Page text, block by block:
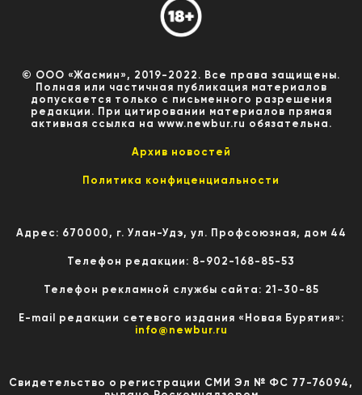
© ООО «Жасмин», 2019-2022. Все права защищены.
Полная или частичная публикация материалов
допускается только с письменного разрешения
редакции. При цитировании материалов прямая
активная ссылка на www.newbur.ru обязательна.
Архив новостей
Политика конфиценциальности
Адрес: 670000, г. Улан-Удэ, ул. Профсоюзная, дом 44
Телефон редакции: 8-902-168-85-53
Телефон рекламной службы сайта: 21-30-85
E-mail редакции сетевого издания «Новая Бурятия»:
info@newbur.ru
Свидетельство о регистрации СМИ Эл № ФС 77-76094,